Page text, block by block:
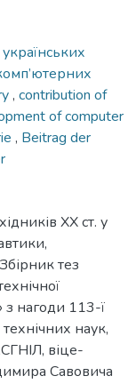
, contribution of
of computer
, Beitrag der
ХХ ст. у
тез
з нагоди 113-ї
наук,
віце-
Савовича